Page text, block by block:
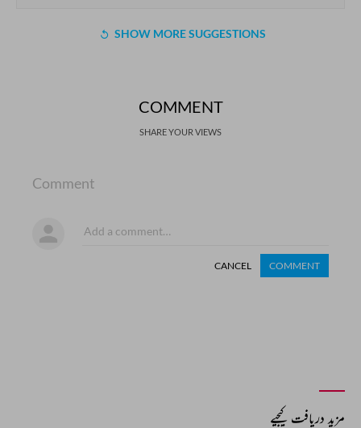
SHOW MORE SUGGESTIONS
COMMENT
SHARE YOUR VIEWS
Comment
CANCEL COMMENT
مزید دریافت کیجیے